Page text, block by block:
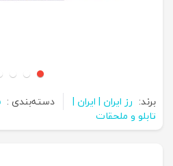
برند: رز ایران | ایران | دسته‌بندی :
تابلو و ملحقات